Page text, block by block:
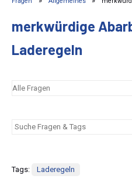
merkwürdige
Laderegeln
Tags: Laderegeln